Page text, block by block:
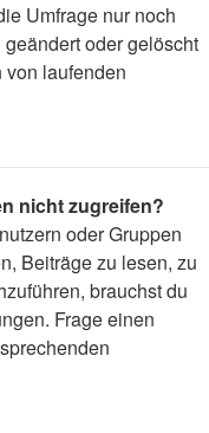
Umfrage nur noch
oder gelöscht
laufenden
nicht zugreifen?
oder Gruppen
Beiträge zu lesen, zu
brauchst du
Frage einen